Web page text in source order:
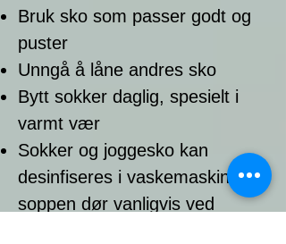
Bruk sko som passer godt og
puster
Unngå å låne andres sko
Bytt sokker daglig, spesielt i
varmt vær
Sokker og joggesko kan
desinfiseres i vaskemaskin –
soppen dør vanligvis ved